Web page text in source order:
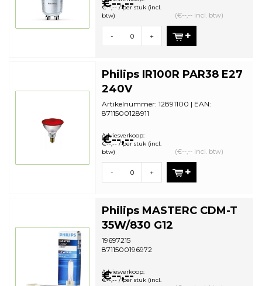
€--,--
€--,-- / per stuk (incl.
btw)
(€--,-- incl. btw)
- +
Philips IR100R PAR38 E27
240V
Artikelnummer: 12891100 | EAN:
8711500128911
bestelhoeveelheid: 12
€--,--
Adviesverkoop:
€--,-- / per stuk (incl.
btw)
(€--,-- incl. btw)
- +
Philips MASTERC CDM-T
35W/830 G12
19697215
8711500196972
€--,--
Adviesverkoop:
€--,-- / per stuk (incl.